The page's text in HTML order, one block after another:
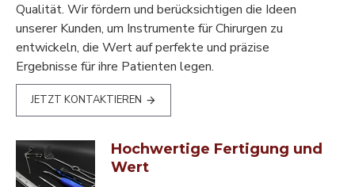
Qualität. Wir fördern und berücksichtigen die Ideen
unserer Kunden, um Instrumente für Chirurgen zu
entwickeln, die Wert auf perfekte und präzise
Ergebnisse für ihre Patienten legen.
JETZT KONTAKTIEREN
Hochwertige Fertigung und
Wert